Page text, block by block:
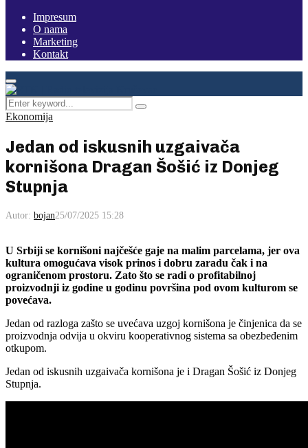
Impresum
O nama
Marketing
Kontakt
Facebook
Instagram
Youtube
Primary
Menu
Search
for:
Pretraga
Ekonomija
Jedan od iskusnih uzgaivača
kornišona Dragan Šošić iz Donjeg
Stupnja
Autor: bojan25/07/2025 15:28
U Srbiji se kornišoni najčešće gaje na malim parcelama, jer ova
kultura omogućava visok prinos i dobru zaradu čak i na
ograničenom prostoru. Zato što se radi o profitabilnoj
proizvodnji iz godine u godinu površina pod ovom kulturom se
povećava.
Jedan od razloga zašto se uvećava uzgoj kornišona je činjenica da se
proizvodnja odvija u okviru kooperativnog sistema sa obezbeđenim
otkupom.
Jedan od iskusnih uzgaivača kornišona je i Dragan Šošić iz Donjeg
Stupnja.